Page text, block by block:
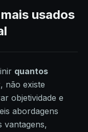
usados
quantos
, não existe
objetividade e
abordagens
vantagens,